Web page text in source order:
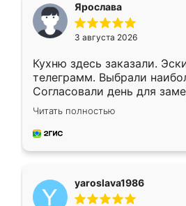
Ярослава
3 августа 2026
Кухню здесь заказали.
телеграмм. Выбрали
Согласовали день для
недели кухня была уже
довольны работой.
мебель за качественную
Читать полностью
yaroslava1986